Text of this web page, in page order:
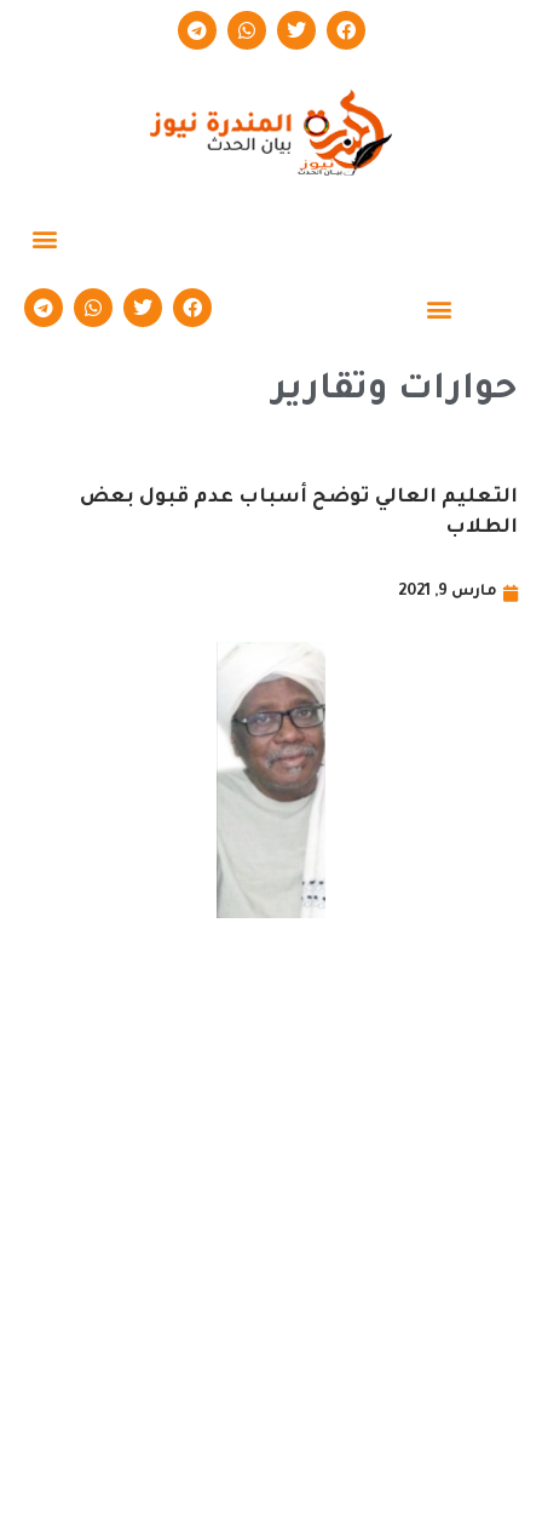
حوارات وتقارير
التعليم العالي توضح أسباب عدم قبول بعض
الطلاب
مارس 9, 2021